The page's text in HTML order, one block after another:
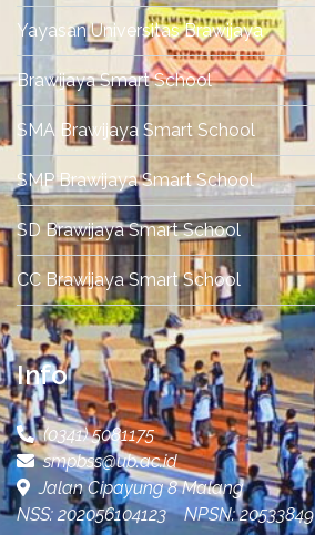
Yayasan Universitas Brawijaya
Brawijaya Smart School
SMA Brawijaya Smart School
SMP Brawijaya Smart School
SD Brawijaya Smart School
CC Brawijaya Smart School
Info
(0341) 5081175
smpbss@ub.ac.id
Jalan Cipayung 8 Malang
NSS: 202056104123 NPSN: 20533849